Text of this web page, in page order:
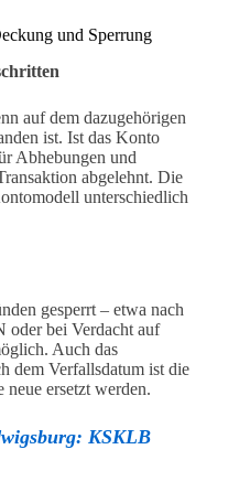
und Sperrung
auf dem dazugehörigen
ist. Ist das Konto
Abhebungen und
abgelehnt. Die
unterschiedlich
gesperrt – etwa nach
oder bei Verdacht auf
Auch das
dem Verfallsdatum ist die
ersetzt werden.
KSKLB